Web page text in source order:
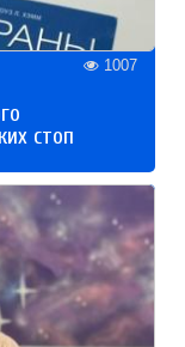
1007
стоп